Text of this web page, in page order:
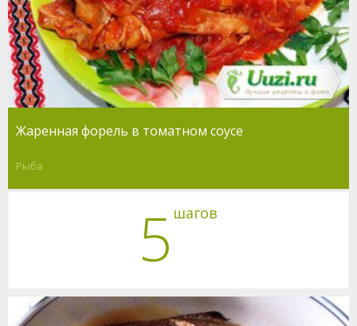
Жаренная форель в томатном соусе
Рыба
5 шагов